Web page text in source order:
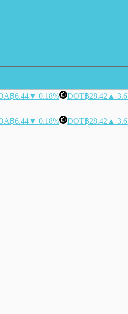
฿6.44▼ 0.18% DOT฿28.42 ▲
฿6.44▼ 0.18% DOT฿28.42 ▲